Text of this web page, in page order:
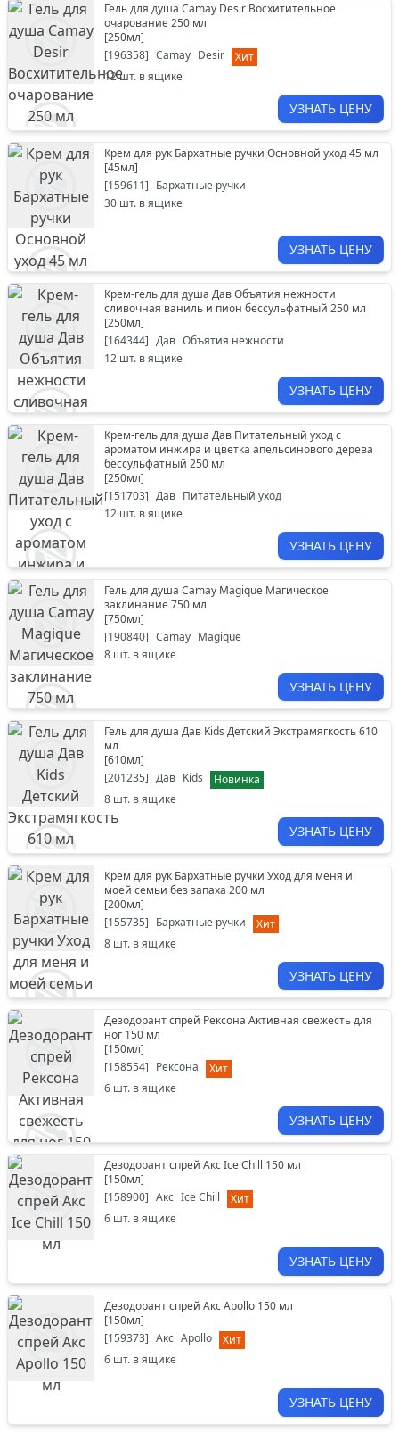
Гель для душа Camay Desir Восхитительное
очарование 250 мл
[250мл]
[196358] Camay Desir
Хит
12шт. в ящике
УЗНАТЬ ЦЕНУ
Крем для рук Бархатные ручки Основной уход 45 мл
[45мл]
[159611] Бархатные ручки
30 шт. в ящике
УЗНАТЬ ЦЕНУ
Крем-гель для душа Дав Объятия нежности
сливочная ваниль и пион бессульфатный 250 мл
[250мл]
[164344] Дав Объятия нежности
12 шт. в ящике
УЗНАТЬ ЦЕНУ
Крем-гель для душа Дав Питательный уход с
ароматом инжира и цветка апельсинового дерева
бессульфатный 250 мл
[250мл]
[151703] Дав Питательный уход
12 шт. в ящике
УЗНАТЬ ЦЕНУ
Гель для душа Camay Magique Магическое
заклинание 750 мл
[750мл]
[190840] Camay Magique
8 шт. в ящике
УЗНАТЬ ЦЕНУ
Гель для душа Дав Kids Детский Экстрамягкость 610
мл
[610мл]
[201235] Дав Kids
Новинка
8 шт. в ящике
УЗНАТЬ ЦЕНУ
Крем для рук Бархатные ручки Уход для меня и
моей семьи без запаха 200 мл
[200мл]
[155735] Бархатные ручки
Хит
8 шт. в ящике
УЗНАТЬ ЦЕНУ
Дезодорант спрей Рексона Активная свежесть для
ног 150 мл
[150мл]
[158554] Рексона
Хит
6 шт. в ящике
УЗНАТЬ ЦЕНУ
Дезодорант спрей Акс Ice Chill 150 мл
[150мл]
[158900] Акс Ice Chill
Хит
6 шт. в ящике
УЗНАТЬ ЦЕНУ
Дезодорант спрей Акс Apollo 150 мл
[150мл]
[159373] Акс Apollo
Хит
6 шт. в ящике
УЗНАТЬ ЦЕНУ